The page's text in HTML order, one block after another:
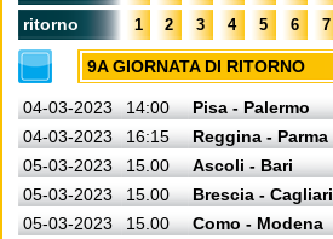
ritorno 1 2 3 4 5 6 7
9A GIORNATA DI RITORNO
04-03-2023 14:00
Pisa - Palermo
04-03-2023
16:15
Reggina - Parma
05-03-2023
15.00
Ascoli - Bari
05-03-2023
15.00
Brescia - Cagliari
05-03-2023
15.00
Como - Modena